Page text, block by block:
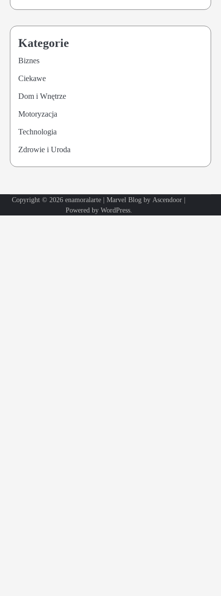
Kategorie
Biznes
Ciekawe
Dom i Wnętrze
Motoryzacja
Technologia
Zdrowie i Uroda
Copyright © 2026 enamoralarte | Marvel Blog by Ascendoor
Powered by WordPress.